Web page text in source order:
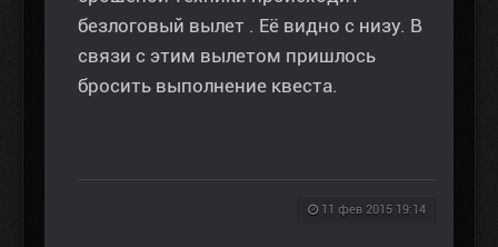
безлоговый вылет . Её видно с низу. В
связи с этим вылетом пришлось
бросить выполнение квеста.
11 фев 2015 19:14